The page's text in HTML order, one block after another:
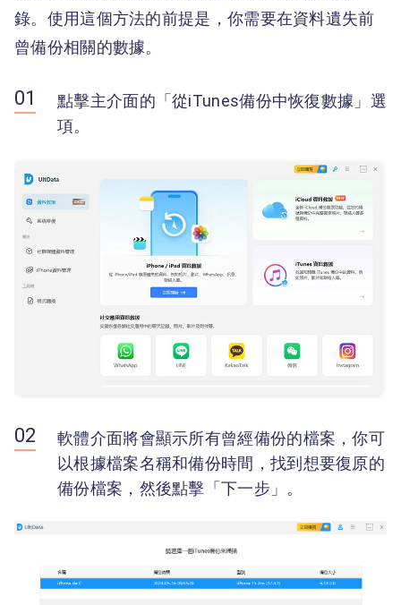
錄。使用這個方法的前提是，你需要在資料遺失前
曾備份相關的數據。
點擊主介面的「從iTunes備份中恢復數據」選
項。
軟體介面將會顯示所有曾經備份的檔案，你可
以根據檔案名稱和備份時間，找到想要復原的
備份檔案，然後點擊「下一步」。